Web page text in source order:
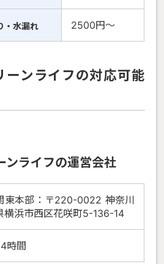
・水漏れ 2500円〜
ーンライフの対応可能
ンライフの運営会社
東本部：〒220-0022 神奈川
横浜市西区花咲町5-136-14
時間